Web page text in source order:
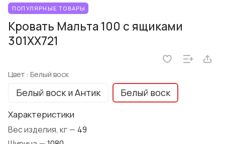
ПОПУЛЯРНЫЕ ТОВАРЫ
Кровать Мальта 100 с ящиками
301XX721
Цвет : Белый воск
Белый воск и Антик Белый воск
Характеристики
Вес изделия, кг — 49